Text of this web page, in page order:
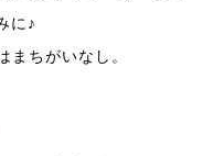
に♪
まちがいなし。